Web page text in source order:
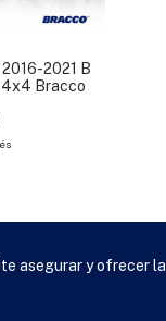
2021 B
4x4 Bracco
asegurar y ofrecer